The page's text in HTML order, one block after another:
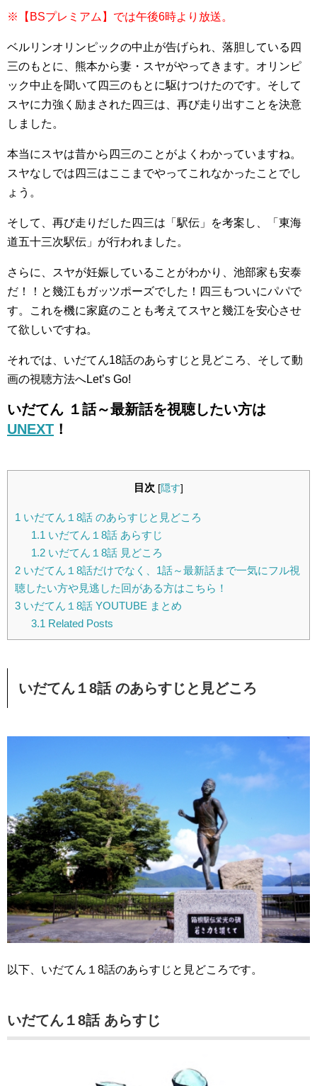
※【BSプレミアム】では午後6時より放送。
ベルリンオリンピックの中止が告げられ、落胆している四
三のもとに、熊本から妻・スヤがやってきます。オリンピ
ック中止を聞いて四三のもとに駆けつけたのです。そして
スヤに力強く励まされた四三は、再び走り出すことを決意
しました。
本当にスヤは昔から四三のことがよくわかっていますね。
スヤなしでは四三はここまでやってこれなかったことでし
ょう。
そして、再び走りだした四三は「駅伝」を考案し、「東海
道五十三次駅伝」が行われました。
さらに、スヤが妊娠していることがわかり、池部家も安泰
だ！！と幾江もガッツポーズでした！四三もついにパパで
す。これを機に家庭のことも考えてスヤと幾江を安心させ
て欲しいですね。
それでは、いだてん18話のあらすじと見どころ、そして動
画の視聴方法へLet’s Go!
いだてん １話～最新話を視聴したい方は
UNEXT ！
目次 [隠す]
1 いだてん１8話 のあらすじと見どころ
1.1 いだてん１8話 あらすじ
1.2いだてん１8話 見どころ
2 いだてん１8話だけでなく、1話～最新話まで一気にフル視
聴したい方や見逃した回がある方はこちら！
3 いだてん１8話 YOUTUBE まとめ
3.1 Related Posts
いだてん１8話 のあらすじと見どころ
以下、いだてん１8話のあらすじと見どころです。
いだてん１8話 あらすじ